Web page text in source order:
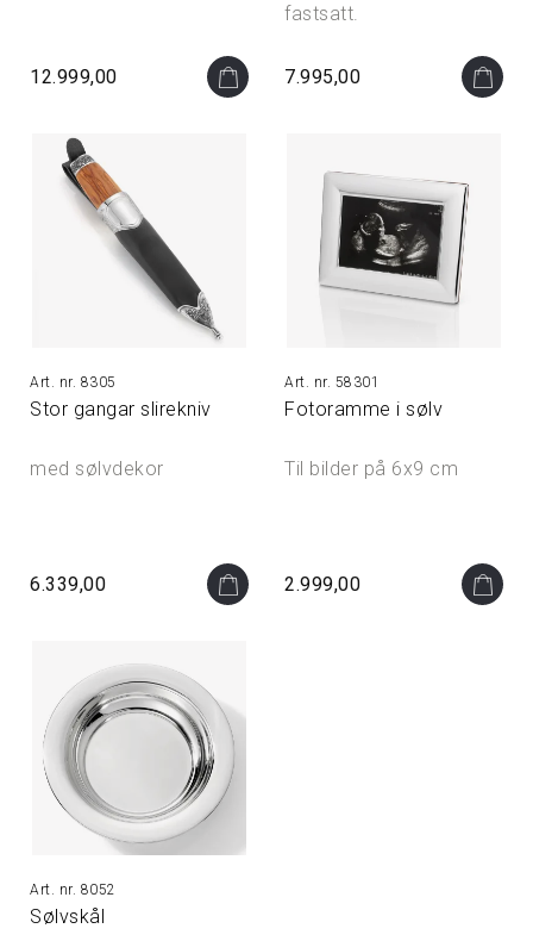
12.999,00
fastsatt.
7.995,00
8305
Stor gangar slirekniv
med sølvdekor
6.339,00
58301
Fotoramme i sølv
Til bilder på 6x9 cm
2.999,00
8052
Sølvskål